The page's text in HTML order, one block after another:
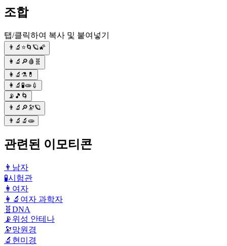
조합
탭/클릭하여 복사 및 붙여넣기
👨‍🔬⭐🌀🪐🌠
👩‍🔬🔎🩸🧬
👩‍🔬⚗️💊
👩‍🔬🧪🧫💉
📡🎵🌀
👨‍🔬🔎🔭🪐
👨‍🔬🔬🧫
관련된 이모티콘
👨 남자
🧪시험관
👩 여자
👩‍🔬 여자 과학자
🧬 DNA
📡 위성 안테나
🔭망원경
🔬 현미경